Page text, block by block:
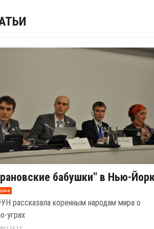
бабушки" в Нью-
рассказала коренным народам мира о
уграх